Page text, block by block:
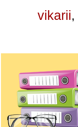
vikarii,